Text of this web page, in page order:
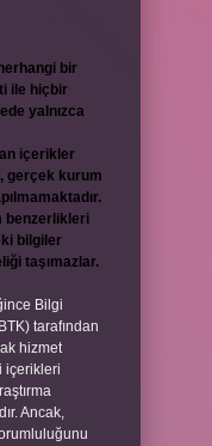
bir
ile hiçbir
yalnızca
içerikler
gerçek kurum
benzerlikleri
bilgiler
taşımazlar.
Bilgi
tarafından
hizmet
içerikleri
Ancak,